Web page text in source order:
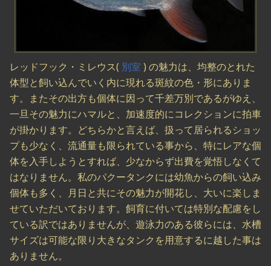
レッドフック・ミレウス( 別室 ) の魅力は、均整のとれた
体型と飼い込んでいく内に現れる斑紋の色・形にありま
す。またその出方も個体に因って千差万別であるがゆえ、
一旦その魅力にハマルと、加速度的にコレクションに拍車
が掛かります。どちらかと言えば、扱って居られるショッ
プも少なく、流通量も限られている事から、特にレアな個
体を入手しようとすれば、少なからず出費を覚悟しなくて
はなりません。私のパクータンクには幼魚からの飼い込み
個体も多く、月日と共にその魅力が開花し、大いに楽しま
せていただいております。飼育に付いては特別な配慮をし
ている訳ではありませんが、遊泳力のある彼らには、水槽
サイズは可能な限り大きなタンクを用意するに越した事は
ありません。